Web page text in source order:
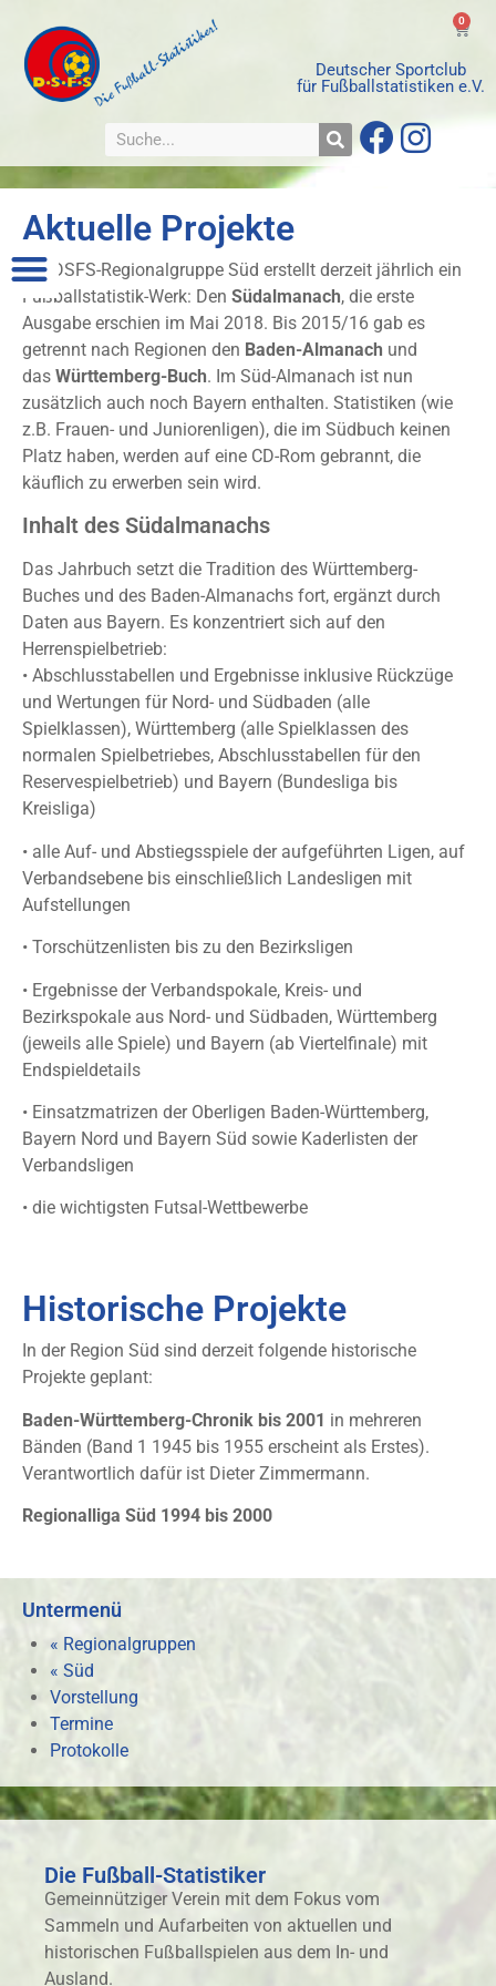
Deutscher Sportclub
für Fußballstatistiken e.V.
0
Aktuelle Projekte
Die DSFS-Regionalgruppe Süd erstellt derzeit jährlich ein
Fußballstatistik-Werk: Den Südalmanach, die erste
Ausgabe erschien im Mai 2018. Bis 2015/16 gab es
getrennt nach Regionen den Baden-Almanach und
das Württemberg-Buch. Im Süd-Almanach ist nun
zusätzlich auch noch Bayern enthalten. Statistiken (wie
z.B. Frauen- und Juniorenligen), die im Südbuch keinen
Platz haben, werden auf eine CD-Rom gebrannt, die
käuflich zu erwerben sein wird.
Inhalt des Südalmanachs
Das Jahrbuch setzt die Tradition des Württemberg-
Buches und des Baden-Almanachs fort, ergänzt durch
Daten aus Bayern. Es konzentriert sich auf den
Herrenspielbetrieb:
• Abschlusstabellen und Ergebnisse inklusive Rückzüge
und Wertungen für Nord- und Südbaden (alle
Spielklassen), Württemberg (alle Spielklassen des
normalen Spielbetriebes, Abschlusstabellen für den
Reservespielbetrieb) und Bayern (Bundesliga bis
Kreisliga)
• alle Auf- und Abstiegsspiele der aufgeführten Ligen, auf
Verbandsebene bis einschließlich Landesligen mit
Aufstellungen
• Torschützenlisten bis zu den Bezirksligen
• Ergebnisse der Verbandspokale, Kreis- und
Bezirkspokale aus Nord- und Südbaden, Württemberg
(jeweils alle Spiele) und Bayern (ab Viertelfinale) mit
Endspieldetails
• Einsatzmatrizen der Oberligen Baden-Württemberg,
Bayern Nord und Bayern Süd sowie Kaderlisten der
Verbandsligen
• die wichtigsten Futsal-Wettbewerbe
Historische Projekte
In der Region Süd sind derzeit folgende historische
Projekte geplant:
Baden-Württemberg-Chronik bis 2001 in mehreren
Bänden (Band 1 1945 bis 1955 erscheint als Erstes).
Verantwortlich dafür ist Dieter Zimmermann.
Regionalliga Süd 1994 bis 2000
Untermenü
« Regionalgruppen
« Süd
Vorstellung
Termine
Protokolle
Die Fußball-Statistiker
Gemeinnütziger Verein mit dem Fokus vom
Sammeln und Aufarbeiten von aktuellen und
historischen Fußballspielen aus dem In- und
Ausland.